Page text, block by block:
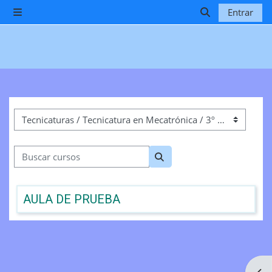
Salta al contenido principal
Panel lateral
Selector de
Entrar
Categorías
Buscar cursos
Buscar cursos
AULA DE PRUEBA